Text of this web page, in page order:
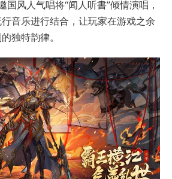
国风人气唱将“闻人听書”倾情演唱，
音乐进行结合，让玩家在游戏之余
独特韵律。